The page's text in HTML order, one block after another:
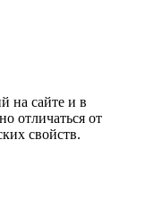
на сайте и в
отличаться от
свойств.